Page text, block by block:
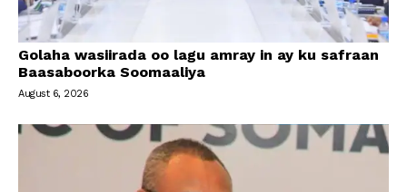
Golaha wasiirada oo lagu amray in ay ku safraan
Baasaboorka Soomaaliya
August 6, 2026